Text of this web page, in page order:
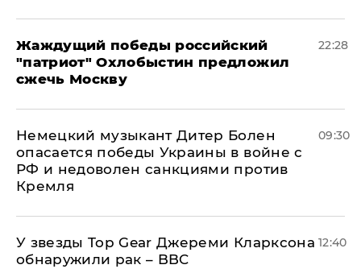
Жаждущий победы российский
"патриот" Охлобыстин предложил
сжечь Москву
22:28
Немецкий музыкант Дитер Болен
опасается победы Украины в войне с
РФ и недоволен санкциями против
Кремля
09:30
У звезды Top Gear Джереми Кларксона
обнаружили рак – BBC
12:40